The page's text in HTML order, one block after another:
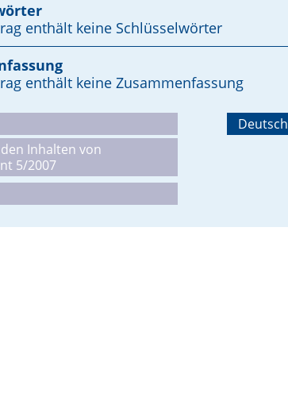
enthält keine Schlüsselwörter
enthält keine Zusammenfassung
Inhalten von
5/2007
Deutsch